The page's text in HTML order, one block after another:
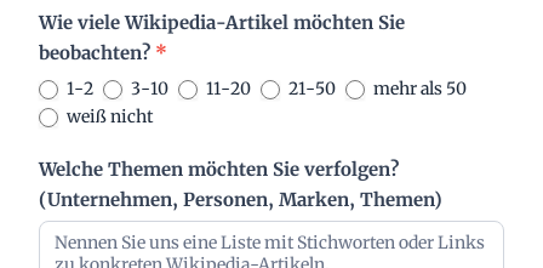
C
h
e
c
Wie viele Wikipedia-Artikel möchten Sie
beobachten? *
1-2 3-10 11-20 21-50
mehr als 50
weiß nicht
Welche Themen möchten Sie verfolgen?
(Unternehmen, Personen, Marken, Themen)